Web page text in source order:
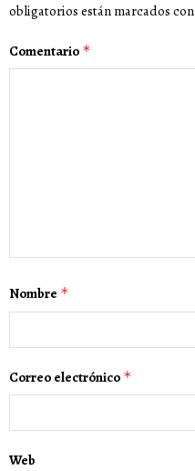
obligatorios están marcados con
Comentario *
Nombre *
Correo electrónico *
Web